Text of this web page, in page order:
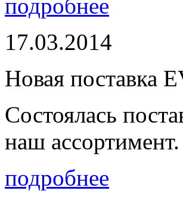
подробнее
17.03.2014
Новая поставка
Состоялась
наш
подробнее